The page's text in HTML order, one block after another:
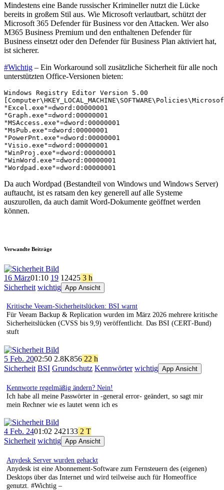
Mindestens eine Bande russischer Krimineller nutzt die Lücke
bereits in großem Stil aus. Wie Microsoft verlautbart, schützt der
Microsoft 365 Defender für Business vor den Attacken. Wer also
M365 Business Premium und den enthaltenen Defender für
Business einsetzt oder den Defender für Business Plan aktiviert hat,
ist sicherer.
#Wichtig – Ein Workaround soll zusätzliche Sicherheit für alle noch
unterstützten Office-Versionen bieten:
Windows Registry Editor Version 5.00
"Excel.exe"=dword:00000001
"Graph.exe"=dword:00000001
"MSAccess.exe"=dword:00000001
"MsPub.exe"=dword:00000001
"PowerPnt.exe"=dword:00000001
"Visio.exe"=dword:00000001
"WinProj.exe"=dword:00000001
"WinWord.exe"=dword:00000001
"Wordpad.exe"=dword:00000001
Da auch Wordpad (Bestandteil von Windows und Windows Server)
auftaucht, ist es ratsam den key generell auf alle Systeme
auszurollen, da auch damit Word-Dokumente geöffnet werden
können.
Verwandte Beiträge
16 März01:10 19 12425 3 h
Sicherheit wichtig App Ansicht
Kritische Veeam‑Sicherheitslücken: BSI warnt
Für Veeam Backup & Replication wurden im März 2026 mehrere kritische
Sicherheitslücken (CVSS bis 9,9) veröffentlicht. Das BSI (CERT‑Bund)
stuft
5 Feb. 2002:50 2.8K856 22 h
Sicherheit BSI Grundschutz Kennwörter wichtig App Ansicht
Kennworte regelmäßig ändern? Nein!
Ich habe all meine Passwörter in -general error- geändert, so sagt mir
mein Rechner wie es lautet wenn ich es
4 Feb. 2401:02 242133 2 T
Sicherheit wichtig App Ansicht
Anydesk Server wurden gehackt
Anydesk ist eine Abonnement-Software zum Fernsteuern des (eigenen)
Desktops über das Internet und wird teilweise auch für Homeoffice
genutzt. #Wichtig –